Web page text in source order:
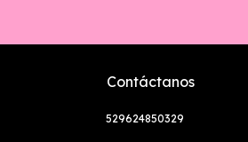
Contáctanos
529624850329